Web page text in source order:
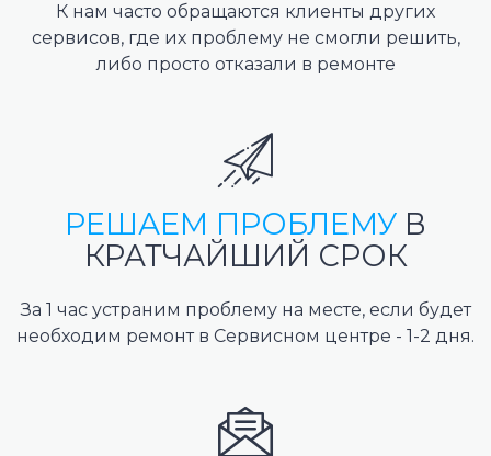
К нам часто обращаются клиенты других
сервисов, где их проблему не смогли решить,
либо просто отказали в ремонте
РЕШАЕМ ПРОБЛЕМУ В
КРАТЧАЙШИЙ СРОК
За 1 час устраним проблему на месте, если будет
необходим ремонт в Сервисном центре - 1-2 дня.